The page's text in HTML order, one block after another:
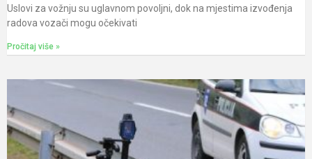
Uslovi za vožnju su uglavnom povoljni, dok na mjestima izvođenja
radova vozači mogu očekivati
Pročitaj više »